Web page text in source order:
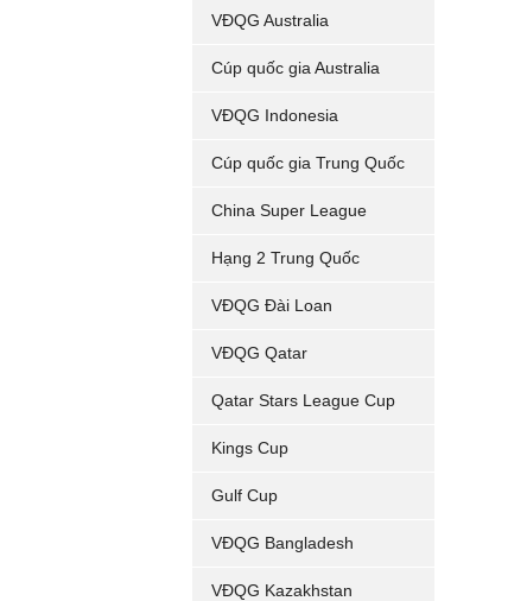
VĐQG Australia
Cúp quốc gia Australia
VĐQG Indonesia
Cúp quốc gia Trung Quốc
China Super League
Hạng 2 Trung Quốc
VĐQG Đài Loan
VĐQG Qatar
Qatar Stars League Cup
Kings Cup
Gulf Cup
VĐQG Bangladesh
VĐQG Kazakhstan